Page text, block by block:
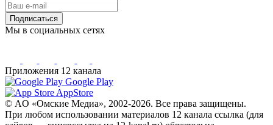
Подписаться
Мы в социальных сетях
Приложения 12 канала
Google Play
AppStore
© AO «Омские Медиа», 2002-2026. Все права защищены.
При любом использовании материалов 12 канала ссылка (для